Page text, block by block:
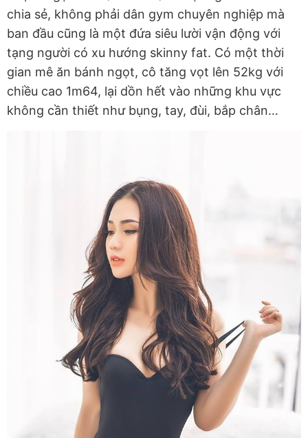
chia sẻ, không phải dân gym chuyên nghiệp mà
ban đầu cũng là một đứa siêu lười vận động với
tạng người có xu hướng skinny fat. Có một thời
gian mê ăn bánh ngọt, cô tăng vọt lên 52kg với
chiều cao 1m64, lại dồn hết vào những khu vực
không cần thiết như bụng, tay, đùi, bắp chân…